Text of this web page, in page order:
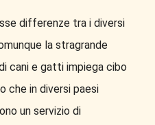
differenze tra i diversi
la stragrande
cani e gatti impiega cibo
che in diversi paesi
un servizio di